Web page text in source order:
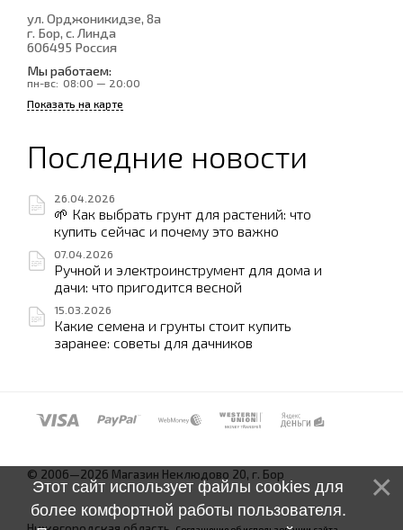
ул. Орджоникидзе, 8а
г. Бор, с. Линда
606495 Россия
Мы работаем:
пн-вс: 08:00 — 20:00
Показать на карте
Последние новости
26.04.2026
🌱 Как выбрать грунт для растений: что
купить сейчас и почему это важно
07.04.2026
Ручной и электроинструмент для дома и
дачи: что пригодится весной
15.03.2026
Какие семена и грунты стоит купить
заранее: советы для дачников
© 2006—2026 Магазин Неклюдово 20, г. Бор
Этот сайт использует файлы cookies для
более комфортной работы пользователя.